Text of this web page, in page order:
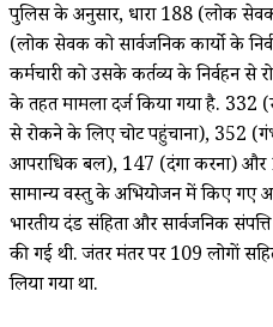
पुलिस के अनुसार, धारा 188 (लोक सेवक
(लोक सेवक को सार्वजनिक कार्यो के
कर्मचारी को उसके कर्तव्य के निर्वहन
के तहत मामला दर्ज किया गया है.
से रोकने के लिए चोट पहुंचाना), 352
आपराधिक बल), 147 (दंगा करना) और
सामान्य वस्तु के अभियोजन में किए गए
भारतीय दंड संहिता और सार्वजनिक
की गई थी. जंतर मंतर पर 109 लोगों
लिया गया था.